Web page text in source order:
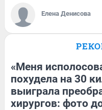
Елена Денисова
«Меня
похудела на 30
выиграла
хирургов: фото